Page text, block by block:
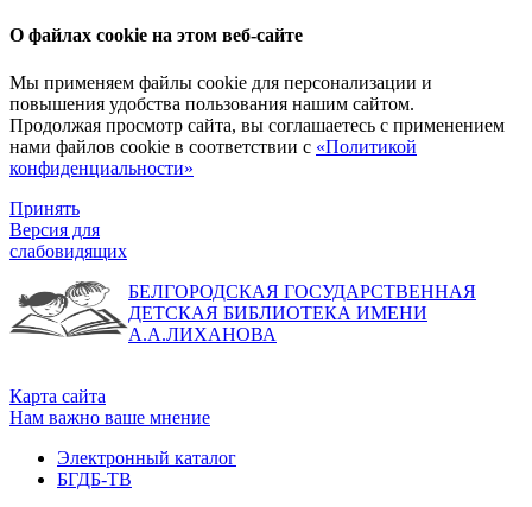
О файлах cookie на этом веб-сайте
Мы применяем файлы cookie для персонализации и
повышения удобства пользования нашим сайтом.
Продолжая просмотр сайта, вы соглашаетесь с применением
нами файлов cookie в соответствии с «Политикой
конфиденциальности»
Принять
Версия для
слабовидящих
БЕЛГОРОДСКАЯ ГОСУДАРСТВЕННАЯ
ДЕТСКАЯ БИБЛИОТЕКА ИМЕНИ
А.А.ЛИХАНОВА
Карта сайта
Нам важно ваше мнение
Электронный каталог
БГДБ-ТВ